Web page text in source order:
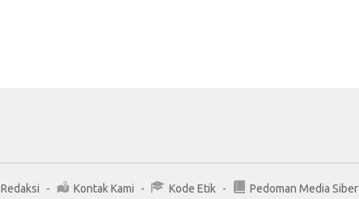
Redaksi Kontak Kami Kode Etik Pedoman Media Siber